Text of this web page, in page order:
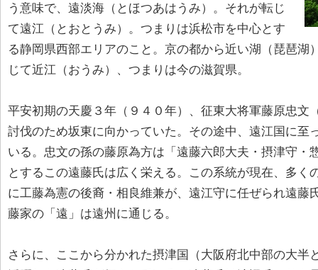
う意味で、遠淡海（とほつあはうみ）。それが転じ
て遠江（とおとうみ）。つまりは浜松市を中心とす
る静岡県西部エリアのこと。京の都から近い湖（琵琶湖
じて近江（おうみ）、つまりは今の滋賀県。
平安初期の天慶３年（９４０年）、征東大将軍藤原忠文
討伐のため坂東に向かっていた。その途中、遠江国に至
いる。忠文の孫の藤原為方は「遠藤六郎大夫・摂津守・
とするこの遠藤氏は広く栄える。この系統が現在、多く
に工藤為憲の後裔・相良維兼が、遠江守に任ぜられ遠藤
藤家の「遠」は遠州に通じる。
さらに、ここから分かれた摂津国（大阪府北中部の大半